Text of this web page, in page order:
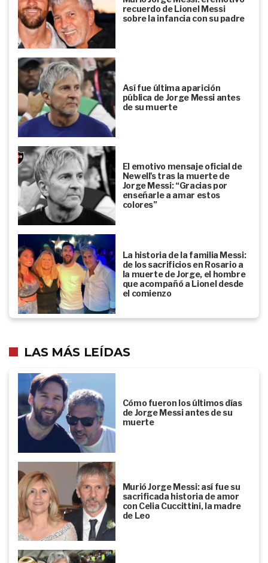
recuerdo de Lionel Messi
sobre la infancia con su padre
Así fue última aparición
pública de Jorge Messi antes
de su muerte
El emotivo mensaje oficial de
Newell's tras la muerte de
Jorge Messi: “Gracias por
enseñarle a amar estos
colores”
La historia de la familia Messi:
de los sacrificios en Rosario a
la muerte de Jorge, el hombre
que acompañó a Lionel desde
el comienzo
LAS MÁS LEÍDAS
Cómo fueron los últimos días
de Jorge Messi antes de su
muerte
Murió Jorge Messi: así fue su
sacrificada historia de amor
con Celia Cuccittini, la madre
de Leo